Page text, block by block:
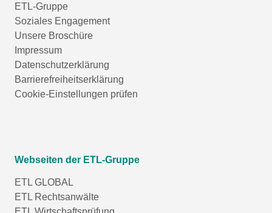
ETL-Gruppe
Soziales Engagement
Unsere Broschüre
Impressum
Datenschutzerklärung
Barrierefreiheitserklärung
Cookie-Einstellungen prüfen
Webseiten der ETL-Gruppe
ETL GLOBAL
ETL Rechtsanwälte